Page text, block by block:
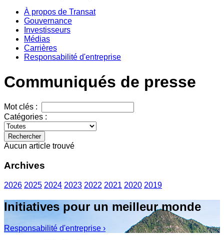
À propos de Transat
Gouvernance
Investisseurs
Médias
Carrières
Responsabilité d'entreprise
Communiqués de presse
Mot clés :
Catégories :
Rechercher
Aucun article trouvé
Archives
2026 2025 2024 2023 2022 2021 2020 2019
Initiatives pour un meilleur monde
Responsabilité d'entreprise ›